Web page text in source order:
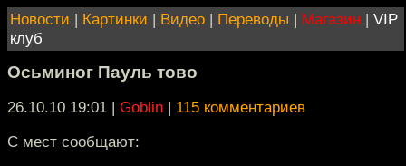
Новости | Картинки | Видео | Переводы | Магазин | VIP
клуб
Осьминог Пауль тово
26.10.10 19:01 | Goblin | 115 комментариев
С мест сообщают: